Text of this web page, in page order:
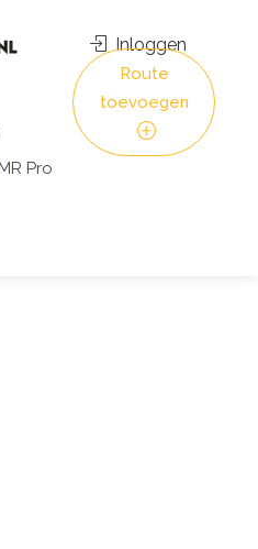
MR Pro
Inloggen
Route
toevoegen